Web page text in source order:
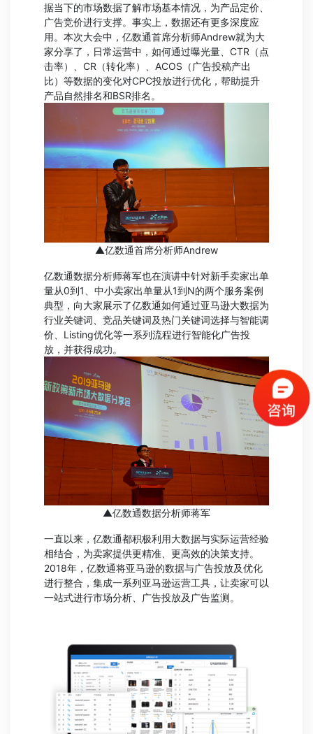
据当下的市场数据了解市场基本情况，为产品定价、
广告竞价进行支撑。事实上，数据还有更多深度应
用。本次大会中，亿数通首席分析师Andrew就为大
家分享了，日常运营中，如何通过曝光量、CTR（点
击率）、CR（转化率）、ACOS（广告投稿产出
比）等数据的变化对CPC投放进行优化，帮助提升
产品自然排名和BSR排名。
▲亿数通首席分析师Andrew
亿数通数据分析师蒋军也在演讲中针对新手卖家出单
量从0到1、中小卖家出单量从1到N的两个服务案例
典型，向大家展示了亿数通如何通过亚马逊大数据为
行业关键词、竞品关键词及热门关键词选择与智能调
价、Listing优化等一系列流程进行智能化广告投
放，并获得成功。
▲亿数通数据分析师蒋军
一直以来，亿数通都积极利用大数据与实际运营经验
相结合，为卖家提供更精准、更高效的决策支持。
2018年，亿数通将亚马逊的数据与广告投放及优化
进行整合，集成一系列亚马逊运营工具，让卖家可以
一站式进行市场分析、广告投放及广告监测。